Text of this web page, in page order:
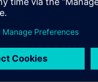
機械には膨大な数の
数の領域にまたがる